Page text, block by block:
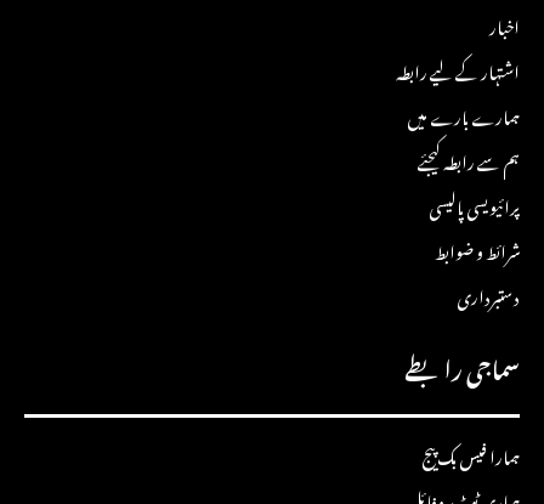
اخبار
اشتہار کے لیے رابطہ
ہمارے بارے میں
ہم سے رابطہ کیجئے
پرائیویسی پالیسی
شرائط و ضوابط
دستبرداری
سماجی رابطے
ہمارا فیس بک پیج